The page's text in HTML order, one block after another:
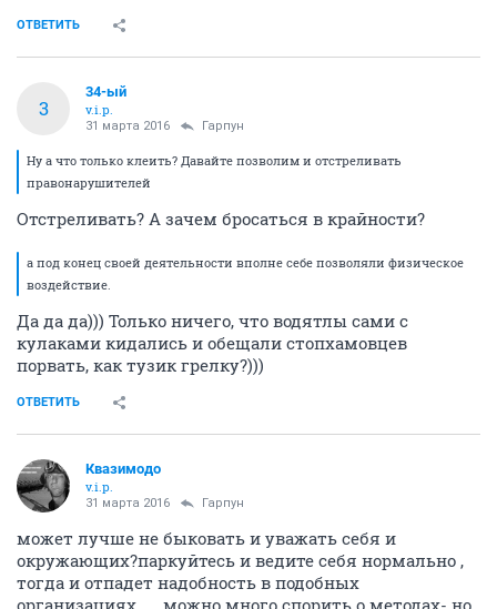
ОТВЕТИТЬ
3
34-ый
v.i.p.
31 марта 2016 Гарпун
Ну а что только клеить? Давайте позволим и отстреливать
правонарушителей
Отстреливать? А зачем бросаться в крайности?
а под конец своей деятельности вполне себе позволяли физическое
воздействие.
Да да да))) Только ничего, что водятлы сами с
кулаками кидались и обещали стопхамовцев
порвать, как тузик грелку?)))
ОТВЕТИТЬ
Квазимодо
v.i.p.
31 марта 2016 Гарпун
может лучше не быковать и уважать себя и
окружающих?паркуйтесь и ведите себя нормально ,
тогда и отпадет надобность в подобных
организациях......можно много спорить о методах- но